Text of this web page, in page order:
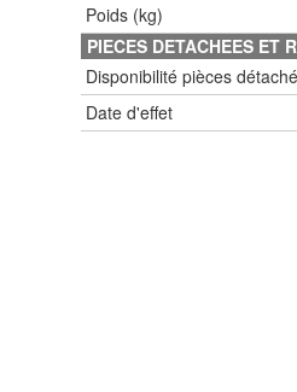
Poids (kg)
PIECES DETACHEES ET
Disponibilité pièces
Date d'effet